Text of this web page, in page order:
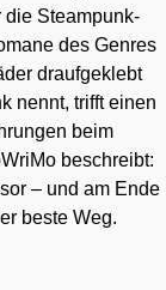
die Steam­punk-
des Gen­res
drauf­ge­klebt
nennt, trifft einen
beim
beschreibt:
– und am Ende
bes­te Weg.